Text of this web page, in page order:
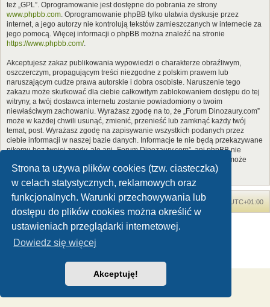
Strona ta używa plików cookies (tzw. ciasteczka)
w celach statystycznych, reklamowych oraz
funkcjonalnych. Warunki przechowywania lub
dostępu do plików cookies można określić w
ustawieniach przeglądarki internetowej.
Dowiedz się więcej
Akceptuję!
też „GPL”. Oprogramowanie jest dostępne do pobrania ze strony
www.phpbb.com. Oprogramowanie phpBB tylko ułatwia dyskusje przez
internet, a jego autorzy nie kontrolują tekstów zamieszczanych w internecie za
jego pomocą. Więcej informacji o phpBB można znaleźć na stronie
https://www.phpbb.com/.
Akceptujesz zakaz publikowania wypowiedzi o charakterze obraźliwym,
oszczerczym, propagującym treści niezgodne z polskim prawem lub
naruszającym cudze prawa autorskie i dobra osobiste. Naruszenie tego
zakazu może skutkować dla ciebie całkowitym zablokowaniem dostępu do tej
witryny, a twój dostawca internetu zostanie powiadomiony o twoim
niewłaściwym zachowaniu. Wyrażasz zgodę na to, że „Forum Dinozaury.com”
może w każdej chwili usunąć, zmienić, przenieść lub zamknąć każdy twój
temat, post. Wyrażasz zgodę na zapisywanie wszystkich podanych przez
ciebie informacji w naszej bazie danych. Informacje te nie będą przekazywane
nikomu bez twojej zgody, ale ani „Forum Dinozaury.com”, ani phpBB nie
ponosi odpowiedzialności za włamania do witryny, podczas których może
dojść do kradzieży danych.
Forum Dinozaury.com Strona główna Strefa czasowa UTC+01:00
Dinozaury.com© 2006-2020
Polski pakiet językowy dostarcza